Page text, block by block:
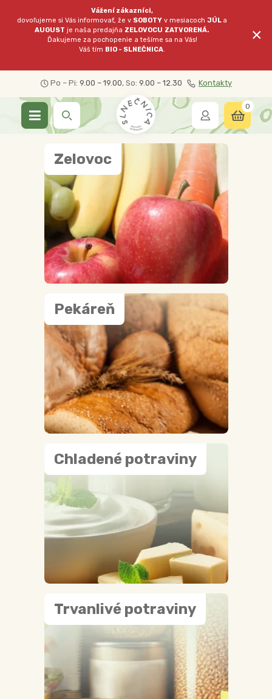
Vážení zákazníci,
dovoľujeme si Vás informovať, že v SOBOTY v mesiacochJÚL a
AUGUST je naša predajňa ZELOVOCU ZATVORENÁ.
Ďakujeme za pochopenie a tešíme sa na Vás!
Váš tím BIO - SLNEČNICA.
×
Po – Pi: 9.00 – 19.00, So: 9.00 – 12.30 Kontakty
0
Zelovoc
Pekáreň
Chladené potraviny
Trvanlivé potraviny